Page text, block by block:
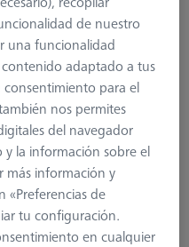
de nuestro
una funcionalidad
adaptado a tus
para el
nos permites
del navegador
y la información sobre el
más información y
«Preferencias de
tu configuración.
en cualquier